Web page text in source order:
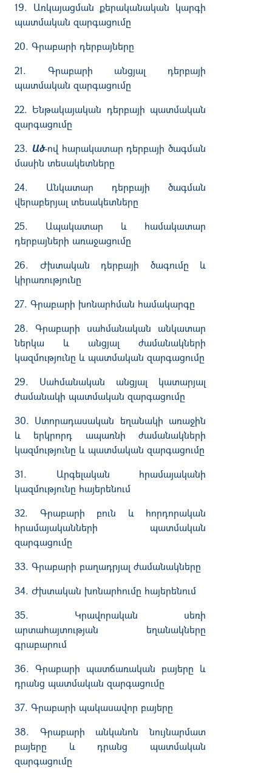
19. Առկայացման քերականական կարգի
պատմական զարգացումը
20. Գրաբարի դերբայները
21. Գրաբարի անցյալ դերբայի
պատմական զարգացումը
22. Ենթակայական դերբայի պատմական
զարգացումը
23. Ած-ով հարակատար դերբայի ծագման
մասին տեսակետները
24. Անկատար դերբայի ծագման
վերաբերյալ տեսակետները
25. Ապակատար և համակատար
դերբայների առաջացումը
26. Ժխտական դերբայի ծագումը և
կիրառությունը
27. Գրաբարի խոնարհման համակարգը
28. Գրաբարի սահմանական անկատար
ներկա և անցյալ ժամանակների
կազմությունը և պատմական զարգացումը
29. Սահմանական անցյալ կատարյալ
ժամանակի պատմական զարգացումը
30. Ստորադասական եղանակի առաջին
և երկրորդ ապառնի ժամանակների
կազմությունը և պատմական զարգացումը
31. Արգելական հրամայականի
կազմությունը հայերենում
32. Գրաբարի բուն և հորդորական
հրամայականների պատմական
զարգացումը
33. Գրաբարի բաղադրյալ ժամանակները
34. Ժխտական խոնարհումը հայերենում
35. Կրավորական սեռի
արտահայտության եղանակները
գրաբարում
36. Գրաբարի պատճառական բայերը և
դրանց պատմական զարգացումը
37. Գրաբարի պակասավոր բայերը
38. Գրաբարի անկանոն նույնարմատ
բայերը և դրանց պատմական
զարգացումը